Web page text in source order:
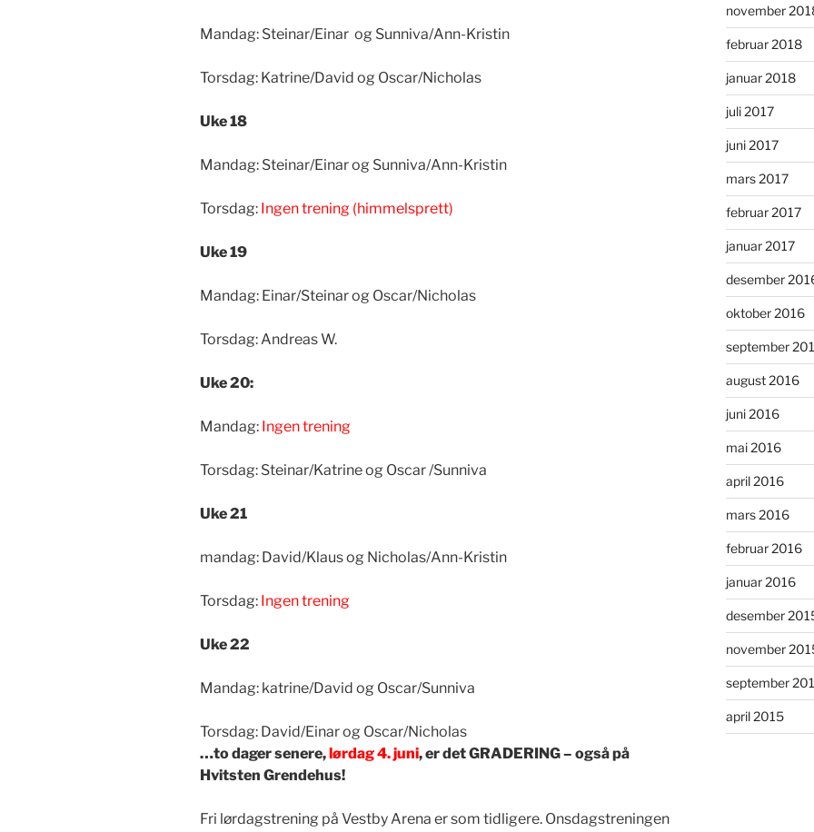
Mandag: Steinar/Einar og Sunniva/Ann-Kristin
Torsdag: Katrine/David og Oscar/Nicholas
Uke 18
Mandag: Steinar/Einar og Sunniva/Ann-Kristin
Torsdag: Ingen trening (himmelsprett)
Uke 19
Mandag: Einar/Steinar og Oscar/Nicholas
Torsdag: Andreas W.
Uke 20:
Mandag: Ingen trening
Torsdag: Steinar/Katrine og Oscar /Sunniva
Uke 21
mandag: David/Klaus og Nicholas/Ann-Kristin
Torsdag: Ingen trening
Uke 22
Mandag: katrine/David og Oscar/Sunniva
Torsdag: David/Einar og Oscar/Nicholas
…to dager senere,lørdag 4. juni, er det GRADERING – også på
Hvitsten Grendehus!
Fri lørdagstrening på Vestby Arena er som tidligere. Onsdagstreningen
november
februar 2018
januar 2018
juli 2017
juni 2017
mars 2017
februar 2017
januar 2017
desember
oktober 2016
september
august 2016
juni 2016
mai 2016
april 2016
mars 2016
februar 2016
januar 2016
desember
november
september
april 2015